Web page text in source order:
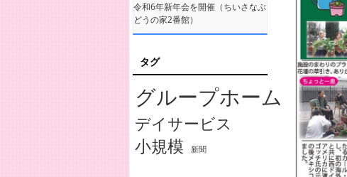
令和6年新年会を開催（ちいさなぶ
どうの家2番館）
タグ
グループホーム
デイサービス
小規模 新聞